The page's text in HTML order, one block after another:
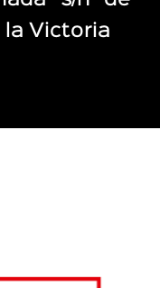
la Victoria